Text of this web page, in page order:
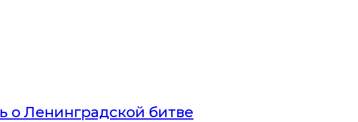
о Ленинградской битве